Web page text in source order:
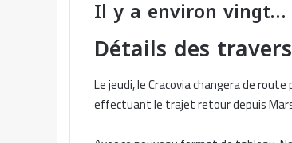
Il y a environ vingt…
Détails des
Le jeudi, le Cracovia changera de
effectuant le trajet retour depuis